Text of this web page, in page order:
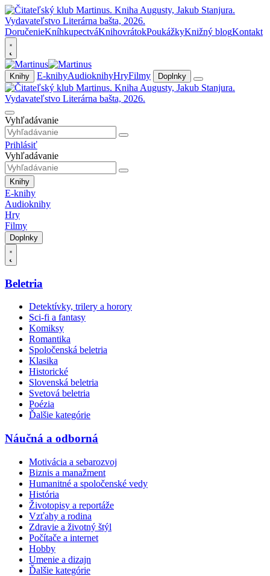
DoručenieKníhkupectváKnihovrátokPoukážkyKnižný blogKontakt
Knihy E-knihyAudioknihyHryFilmy Doplnky
Vyhľadávanie
Prihlásiť
Vyhľadávanie
Knihy
E-knihy
Audioknihy
Hry
Filmy
Doplnky
Beletria
Detektívky, trilery a horory
Sci-fi a fantasy
Komiksy
Romantika
Spoločenská beletria
Klasika
Historické
Slovenská beletria
Svetová beletria
Poézia
Ďalšie kategórie
Náučná a odborná
Motivácia a sebarozvoj
Biznis a manažment
Humanitné a spoločenské vedy
História
Životopisy a reportáže
Vzťahy a rodina
Zdravie a životný štýl
Počítače a internet
Hobby
Umenie a dizajn
Ďalšie kategórie